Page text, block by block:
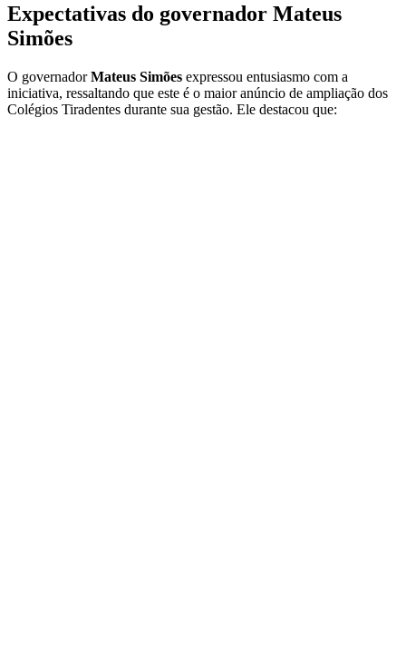
Expectativas do governador Mateus
Simões
O governadorMateus Simões expressou entusiasmo com a
iniciativa, ressaltando que este é o maior anúncio de ampliação dos
Colégios Tiradentes durante sua gestão. Ele destacou que: